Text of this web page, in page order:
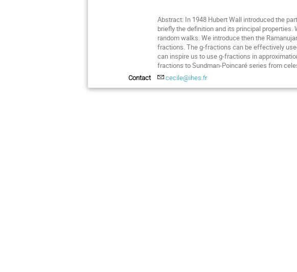
Abstract: In 1948 Hubert Wall introduced the
briefly the definition and its principal
random walks. We introduce then the
fractions. The g-fractions can be effectively
can inspire us to use g-fractions in
fractions to Sundman-Poincaré series from
Contact cecile@ihes.fr